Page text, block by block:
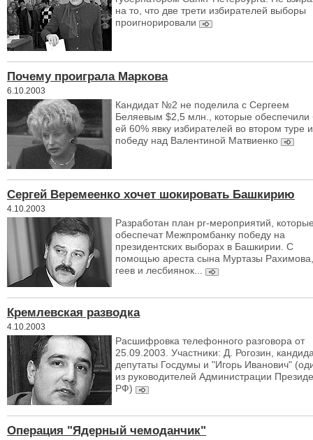
на то, что две трети избирателей выборы
проигнорировали
Почему проиграла Маркова
6.10.2003
Кандидат №2 не поделила с Сергеем
Беляевым $2,5 млн., которые обеспечили
ей 60% явку избирателей во втором туре и
победу над Валентиной Матвиенко
Сергей Веремеенко хочет шокировать Башкирию
4.10.2003
Разработан план pr-мероприятий,
обеспечат Межпромбанку победу на
президентских выборах в Башкирии. С
помощью ареста сына Муртазы Рахимова,
геев и лесбиянок...
Кремлевская разводка
4.10.2003
Расшифровка телефонного разговора от
25.09.2003. Участники: Д. Рогозин,
депутаты Госдумы и "Игорь Иванович"
из руководителей Администрации
РФ)
Операция "Ядерный чемоданчик"